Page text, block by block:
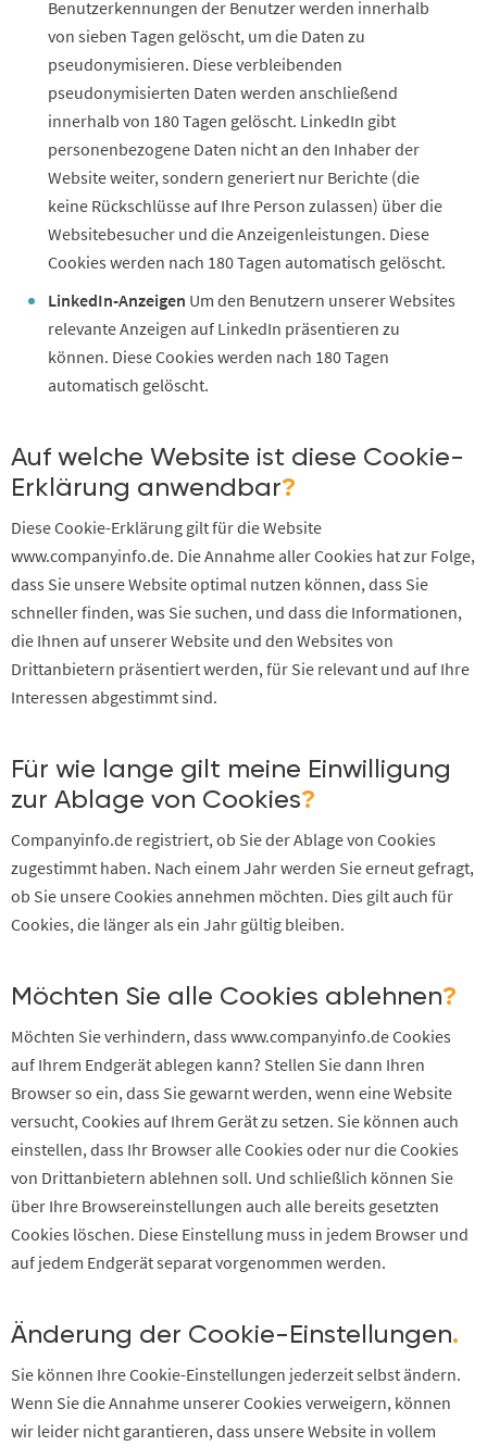
Benutzerkennungen der Benutzer werden innerhalb
von sieben Tagen gelöscht, um die Daten zu
pseudonymisieren. Diese verbleibenden
pseudonymisierten Daten werden anschließend
innerhalb von 180 Tagen gelöscht. LinkedIn gibt
personenbezogene Daten nicht an den Inhaber der
Website weiter, sondern generiert nur Berichte (die
keine Rückschlüsse auf Ihre Person zulassen) über die
Websitebesucher und die Anzeigenleistungen. Diese
Cookies werden nach 180 Tagen automatisch gelöscht.
LinkedIn-Anzeigen Um den Benutzern unserer Websites
relevante Anzeigen auf LinkedIn präsentieren zu
können. Diese Cookies werden nach 180 Tagen
automatisch gelöscht.
Auf welche Website ist diese Cookie-
Erklärung anwendbar?
Diese Cookie-Erklärung gilt für die Website
www.companyinfo.de. Die Annahme aller Cookies hat zur Folge,
dass Sie unsere Website optimal nutzen können, dass Sie
schneller finden, was Sie suchen, und dass die Informationen,
die Ihnen auf unserer Website und den Websites von
Drittanbietern präsentiert werden, für Sie relevant und auf Ihre
Interessen abgestimmt sind.
Für wie lange gilt meine Einwilligung
zur Ablage von Cookies?
Companyinfo.de registriert, ob Sie der Ablage von Cookies
zugestimmt haben. Nach einem Jahr werden Sie erneut gefragt,
ob Sie unsere Cookies annehmen möchten. Dies gilt auch für
Cookies, die länger als ein Jahr gültig bleiben.
Möchten Sie alle Cookies ablehnen?
Möchten Sie verhindern, dass www.companyinfo.de Cookies
auf Ihrem Endgerät ablegen kann? Stellen Sie dann Ihren
Browser so ein, dass Sie gewarnt werden, wenn eine Website
versucht, Cookies auf Ihrem Gerät zu setzen. Sie können auch
einstellen, dass Ihr Browser alle Cookies oder nur die Cookies
von Drittanbietern ablehnen soll. Und schließlich können Sie
über Ihre Browsereinstellungen auch alle bereits gesetzten
Cookies löschen. Diese Einstellung muss in jedem Browser und
auf jedem Endgerät separat vorgenommen werden.
Änderung der Cookie-Einstellungen.
Sie können Ihre Cookie-Einstellungen jederzeit selbst ändern.
Wenn Sie die Annahme unserer Cookies verweigern, können
wir leider nicht garantieren, dass unsere Website in vollem